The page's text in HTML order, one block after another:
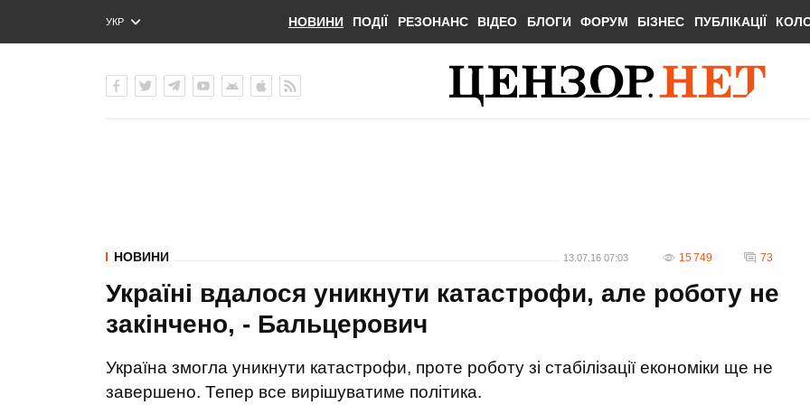
УКР
ENG
НОВИНИ ПОДІЇ РЕЗОНАНС ВІДЕО БЛОГИ ФОРУМ БІЗНЕС ПУБЛІКАЦІЇ
НОВИНИ 13.07.16 07:03 15 749 73
Україні вдалося уникнути катастрофи, але роботу не
закінчено, - Бальцерович
Україна змогла уникнути катастрофи, проте роботу зі стабілізації економіки ще не
завершено. Тепер все вирішуватиме політика.